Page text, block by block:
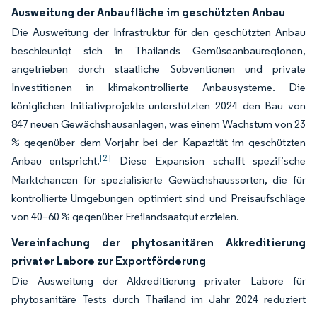
Ausweitung der Anbaufläche im geschützten Anbau
Die Ausweitung der Infrastruktur für den geschützten Anbau
beschleunigt sich in Thailands Gemüseanbauregionen,
angetrieben durch staatliche Subventionen und private
Investitionen in klimakontrollierte Anbausysteme. Die
königlichen Initiativprojekte unterstützten 2024 den Bau von
847 neuen Gewächshausanlagen, was einem Wachstum von 23
% gegenüber dem Vorjahr bei der Kapazität im geschützten
Anbau entspricht.[2]
Diese Expansion schafft spezifische
Marktchancen für spezialisierte Gewächshaussorten, die für
kontrollierte Umgebungen optimiert sind und Preisaufschläge
von 40–60 % gegenüber Freilandsaatgut erzielen.
Vereinfachung der phytosanitären Akkreditierung
privater Labore zur Exportförderung
Die Ausweitung der Akkreditierung privater Labore für
phytosanitäre Tests durch Thailand im Jahr 2024 reduziert